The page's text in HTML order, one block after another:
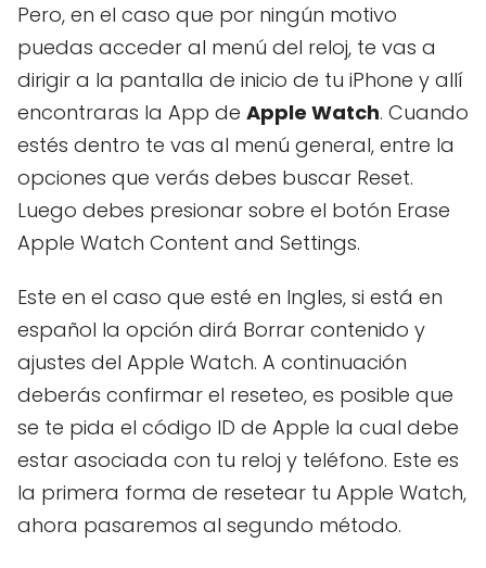
Pero, en el caso que por ningún motivo
puedas acceder al menú del reloj, te vas a
dirigir a la pantalla de inicio de tu iPhone y allí
encontraras la App de Apple Watch. Cuando
estés dentro te vas al menú general, entre la
opciones que verás debes buscar Reset.
Luego debes presionar sobre el botón Erase
Apple Watch Content and Settings.
Este en el caso que esté en Ingles, si está en
español la opción dirá Borrar contenido y
ajustes del Apple Watch. A continuación
deberás confirmar el reseteo, es posible que
se te pida el código ID de Apple la cual debe
estar asociada con tu reloj y teléfono. Este es
la primera forma de resetear tu Apple Watch,
ahora pasaremos al segundo método.